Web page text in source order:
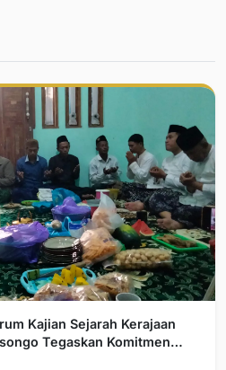
Kajian Sejarah Kerajaan
Tegaskan Komitmen